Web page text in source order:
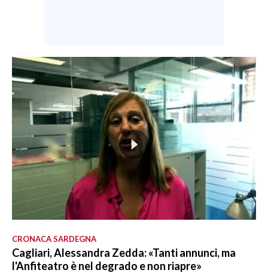
CRONACA SARDEGNA
Cagliari, Alessandra Zedda: «Tanti annunci, ma
l'Anfiteatro è nel degrado e non riapre»